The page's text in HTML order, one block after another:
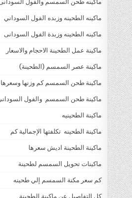
ماكينه طحن السمسم والفول
ماكينه الطحينه وزبده الفول السوداني
ماكينه الطحينه وزبدة الفول السودانى
ماكينة عمل الطحينة الاحجام والاسعار
ماكينة عصر السمسم (الطحينة)
ماكينة طحن السمسم كم وزنها وسعرها
ماكينة طحن السمسم والفول
ماكينة الطحينيه
ماكينة الطحينه تكلفتها الإجمالية كم
ماكينة الطحينة اديش سعرها
ماكينات تحويل السمسم لطحينة
كم سعر مكنة السمسم إلي طحينه
كل التفاصيل عن ماكينة الطحينة